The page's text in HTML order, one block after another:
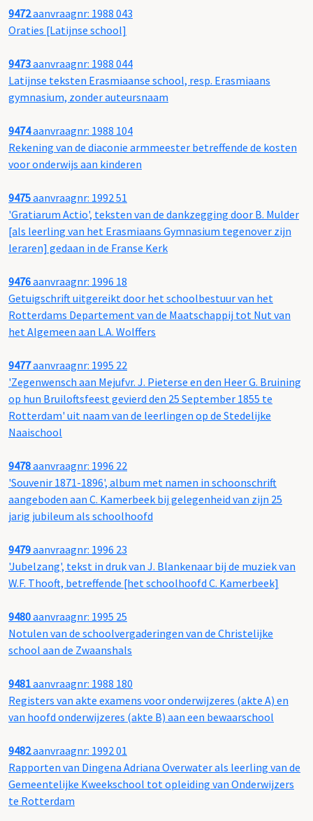
9472aanvraagnr: 1988 043
Oraties [Latijnse school]
9473aanvraagnr: 1988 044
Latijnse teksten Erasmiaanse school, resp. Erasmiaans
gymnasium, zonder auteursnaam
9474aanvraagnr: 1988 104
Rekening van de diaconie armmeester betreffende de kosten
voor onderwijs aan kinderen
9475aanvraagnr: 1992 51
'Gratiarum Actio', teksten van de dankzegging door B. Mulder
[als leerling van het Erasmiaans Gymnasium tegenover zijn
leraren] gedaan in de Franse Kerk
9476aanvraagnr: 1996 18
Getuigschrift uitgereikt door het schoolbestuur van het
Rotterdams Departement van de Maatschappij tot Nut van
het Algemeen aan L.A. Wolffers
9477aanvraagnr: 1995 22
'Zegenwensch aan Mejufvr. J. Pieterse en den Heer G. Bruining
op hun Bruiloftsfeest gevierd den 25 September 1855 te
Rotterdam' uit naam van de leerlingen op de Stedelijke
Naaischool
9478aanvraagnr: 1996 22
'Souvenir 1871-1896', album met namen in schoonschrift
aangeboden aan C. Kamerbeek bij gelegenheid van zijn 25
jarig jubileum als schoolhoofd
9479aanvraagnr: 1996 23
'Jubelzang', tekst in druk van J. Blankenaar bij de muziek van
W.F. Thooft, betreffende [het schoolhoofd C. Kamerbeek]
9480aanvraagnr: 1995 25
Notulen van de schoolvergaderingen van de Christelijke
school aan de Zwaanshals
9481aanvraagnr: 1988 180
Registers van akte examens voor onderwijzeres (akte A) en
van hoofd onderwijzeres (akte B) aan een bewaarschool
9482aanvraagnr: 1992 01
Rapporten van Dingena Adriana Overwater als leerling van de
Gemeentelijke Kweekschool tot opleiding van Onderwijzers
te Rotterdam